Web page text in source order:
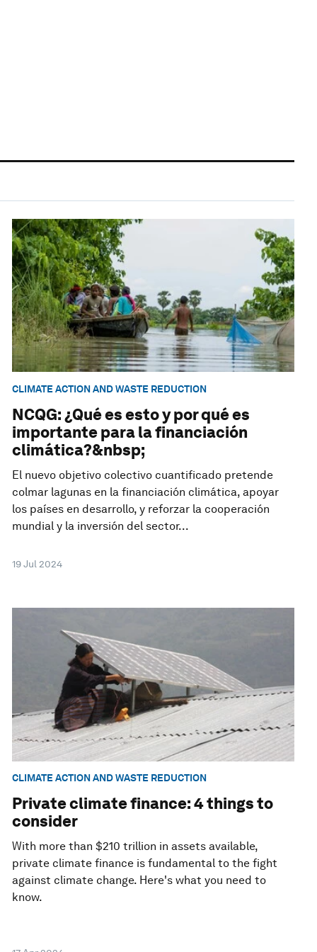
CLIMATE ACTION AND WASTE REDUCTION
NCQG: ¿Qué es esto y por qué es
importante para la financiación
climática?&nbsp;
El nuevo objetivo colectivo cuantificado pretende
colmar lagunas en la financiación climática, apoyar
los países en desarrollo, y reforzar la cooperación
mundial y la inversión del sector...
19 Jul 2024
CLIMATE ACTION AND WASTE REDUCTION
Private climate finance: 4 things to
consider
With more than $210 trillion in assets available,
private climate finance is fundamental to the fight
against climate change. Here's what you need to
know.